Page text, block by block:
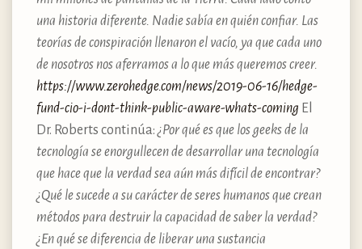
una historia diferente. Nadie sabía en quién confiar. Las
teorías de conspiración llenaron el vacío, ya que cada uno
de nosotros nos aferramos a lo que más queremos creer.
https://​www.​zerohedge.​com/​news/​2019-06-16/​hedge-
fund-cio-i-dont-think-public-aware-whats-coming El
Dr. Roberts continúa:¿Por qué es que los geeks de la
tecnología se enorgullecen de desarrollar una tecnología
que hace que la verdad sea aún más difícil de encontrar?
¿Qué le sucede a su carácter de seres humanos que crean
métodos para destruir la capacidad de saber la verdad?
¿En qué se diferencia de liberar una sustancia